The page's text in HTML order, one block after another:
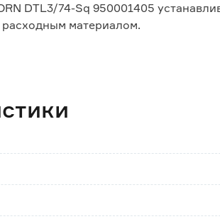
DTL3/74-Sq 950001405
материалом.